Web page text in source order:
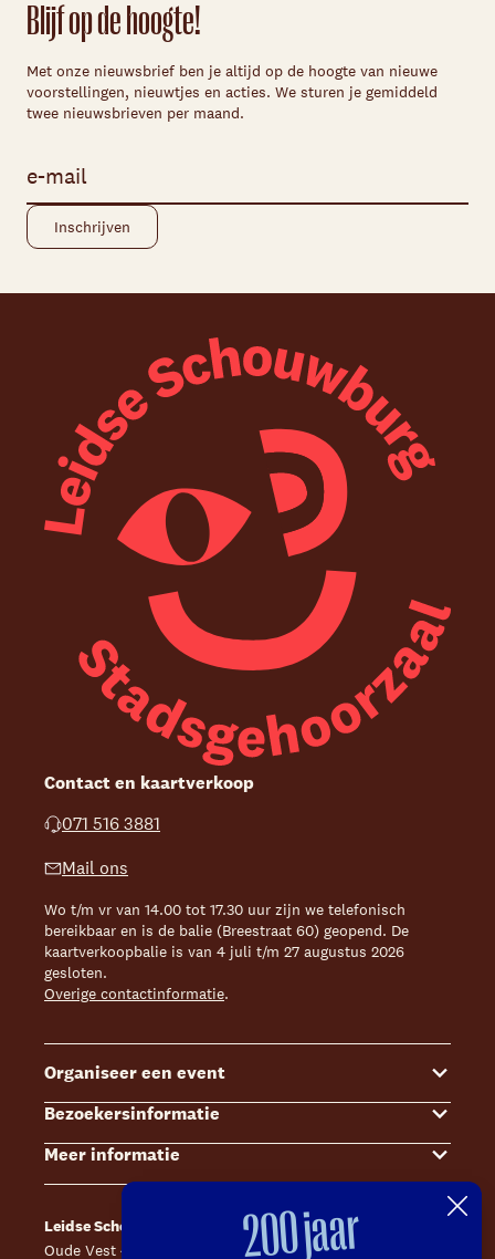
Blijf op de hoogte!
Met onze nieuwsbrief ben je altijd op de hoogte van nieuwe
voorstellingen, nieuwtjes en acties. We sturen je gemiddeld
twee nieuwsbrieven per maand.
Contact en kaartverkoop
071 516 3881
Mail ons
Wo t/m vr van 14.00 tot 17.30 uur zijn we telefonisch
bereikbaar en is de balie (Breestraat 60) geopend. De
kaartverkoopbalie is van 4 juli t/m 27 augustus 2026
gesloten.
Overige contactinformatie.
Organiseer een event
Events
Zalenoverzicht
Contact Sales & Events
Offerte aanvragen
Bezoekersinformatie
Kaartverkoop
Bereikbaarheid
Toegankelijkheid
Meer informatie
Steun ons
Leidse Schouwburg
Oude Vest 43, 2312 XS Leiden
Café Caat
Catharinahof, 2311 CS Leiden
200 jaar